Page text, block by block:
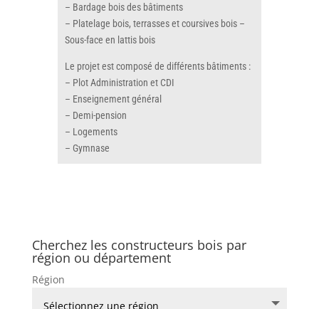
– Bardage bois des bâtiments
– Platelage bois, terrasses et coursives bois –
Sous-face en lattis bois
Le projet est composé de différents bâtiments :
– Plot Administration et CDI
– Enseignement général
– Demi-pension
– Logements
– Gymnase
Cherchez les constructeurs bois par
région ou département
Région